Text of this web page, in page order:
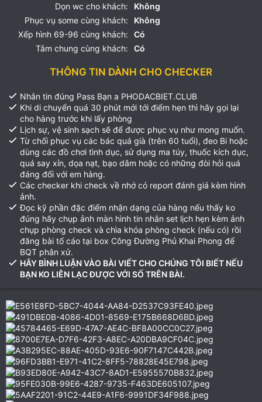
Dọn wc cho khách:
Không
Phục vụ some cùng khách:
Không
Xếp hình 69-96 cùng khách:
Có
Tắm chung cùng khách:
Có
THÔNG TIN DÀNH CHO CHECKER
Nhắn tin đúng Pass Bạn a PHODACBIET.CLUB
Khi di chuyển quá 30 phút mới tới điểm hẹn thì hãy gọi lại
cho hàng trước khi lấy phòng
Lịch sự, vệ sinh sạch sẽ để được phục vụ như mong muốn.
Từ chối phục vụ các bác quá già (trên 60 tuổi), đeo Bi hoặc
dùng các đồ chơi tình dục, sử dụng ma túy, thuốc kích dục,
quá say xỉn, dọa nạt, bạo dâm hoặc có những đòi hỏi quá
đáng đối với em hàng.
Các checker khi check về nhớ có report đánh giá kèm hình
ảnh.
Đọc kỹ phần đặc điểm nhận dạng của hàng nếu thấy ko
đúng hãy chụp ảnh màn hình tin nhắn set lịch hẹn kèm ảnh
chụp phòng check và chìa khóa phòng check (nếu có) rồi
đăng bài tố cáo tại box Công Đường Phủ Khai Phong để
BQT phân xử.
HÃY BÌNH LUẬN VÀO BÀI VIẾT CHO CHÚNG TÔI BIẾT NẾU
BẠN KO LIÊN LẠC ĐƯỢC VỚI SỐ TRÊN BÀI.